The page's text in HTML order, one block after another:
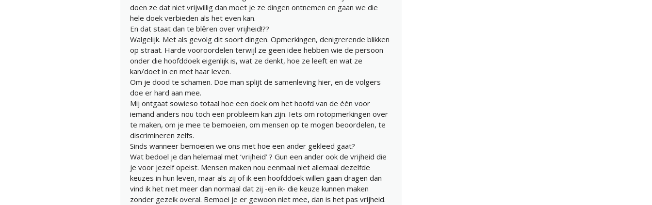
doen ze dat niet vrijwillig dan moet je ze dingen ontnemen en gaan we die
hele doek verbieden als het even kan.
En dat staat dan te blêren over vrijheid!??
Walgelijk. Met als gevolg dit soort dingen. Opmerkingen, denigrerende blikken
op straat. Harde vooroordelen terwijl ze geen idee hebben wie de persoon
onder die hoofddoek eigenlijk is, wat ze denkt, hoe ze leeft en wat ze
kan/doet in en met haar leven.
Om je dood te schamen. Doe man splijt de samenleving hier, en de volgers
doe er hard aan mee.
Mij ontgaat sowieso totaal hoe een doek om het hoofd van de één voor
iemand anders nou toch een probleem kan zijn. Iets om rotopmerkingen over
te maken, om je mee te bemoeien, om mensen op te mogen beoordelen, te
discrimineren zelfs.
Sinds wanneer bemoeien we ons met hoe een ander gekleed gaat?
Wat bedoel je dan helemaal met ‘vrijheid’ ? Gun een ander ook de vrijheid die
je voor jezelf opeist. Mensen maken nou eenmaal niet allemaal dezelfde
keuzes in hun leven, maar als zij of ik een hoofddoek willen gaan dragen dan
vind ik het niet meer dan normaal dat zij -en ik- die keuze kunnen maken
zonder gezeik overal. Bemoei je er gewoon niet mee, dan is het pas vrijheid.